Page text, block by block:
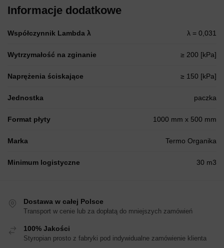
Informacje dodatkowe
Współczynnik Lambda λ λ = 0,031
Wytrzymałość na zginanie ≥ 200 [kPa]
Naprężenia ściskające ≥ 150 [kPa]
Jednostka paczka
Format płyty 1000 mm x 500 mm
Marka Termo Organika
Minimum logistyczne 30 m3
Dostawa w całej Polsce
Transport w cenie lub za dopłatą do mniejszych zamówień
100% Jakości
Styropian prosto z fabryki pod indywidualne zamówienie klienta